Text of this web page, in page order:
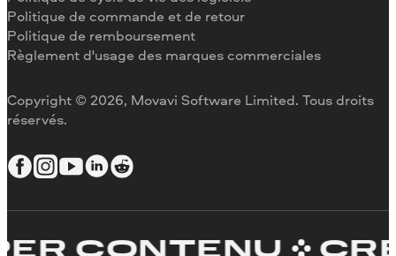
Inverser une vidéo
Stabiliser une vidéo
Ajuster une vidéo
Copyright © 2026, Movavi Software Limited. Tous droits
réservés.
Politique de commande et de retour
Politique de remboursement
Règlement d'usage des marques commerciales